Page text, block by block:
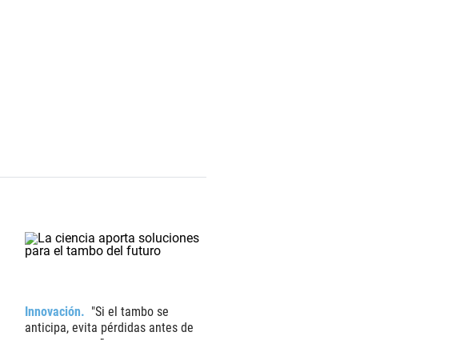
Innovación
"Si el tambo se
anticipa, evita pérdidas antes de